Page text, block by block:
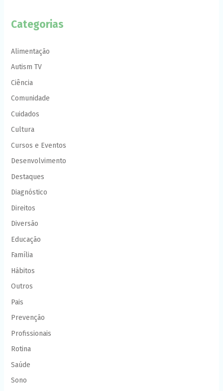
Categorias
Alimentação
Autism TV
Ciência
Comunidade
Cuidados
Cultura
Cursos e Eventos
Desenvolvimento
Destaques
Diagnóstico
Direitos
Diversão
Educação
Família
Hábitos
Outros
Pais
Prevenção
Profissionais
Rotina
Saúde
Sono